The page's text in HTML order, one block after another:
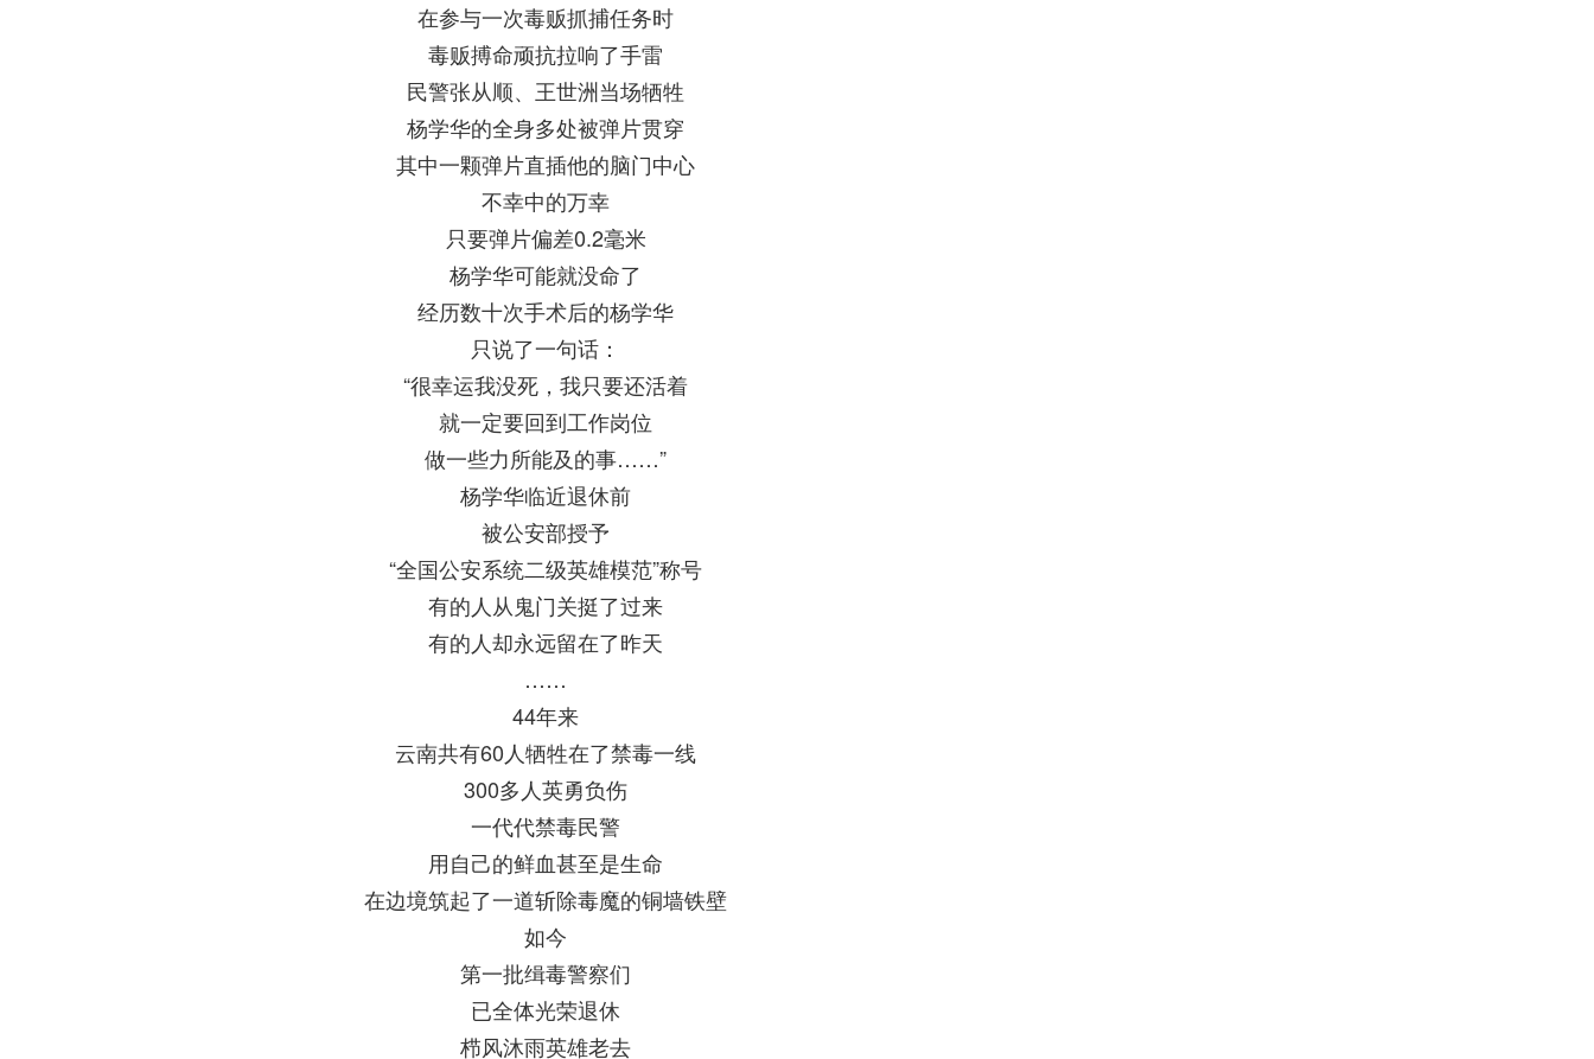
在参与一次毒贩抓捕任务时
毒贩搏命顽抗拉响了手雷
民警张从顺、王世洲当场牺牲
杨学华的全身多处被弹片贯穿
其中一颗弹片直插他的脑门中心
不幸中的万幸
只要弹片偏差0.2毫米
杨学华可能就没命了
经历数十次手术后的杨学华
只说了一句话：
“很幸运我没死，我只要还活着
就一定要回到工作岗位
做一些力所能及的事……”
杨学华临近退休前
被公安部授予
“全国公安系统二级英雄模范”称号
有的人从鬼门关挺了过来
有的人却永远留在了昨天
……
44年来
云南共有60人牺牲在了禁毒一线
300多人英勇负伤
一代代禁毒民警
用自己的鲜血甚至是生命
在边境筑起了一道斩除毒魔的铜墙铁壁
如今
第一批缉毒警察们
已全体光荣退休
栉风沐雨英雄老去